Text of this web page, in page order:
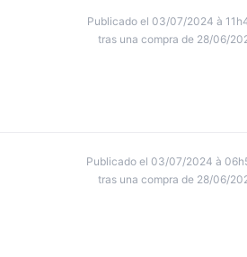
Publicado el 03/07/2024 à
tras una compra de 28/06/
Publicado el 03/07/2024 à
tras una compra de 28/06/